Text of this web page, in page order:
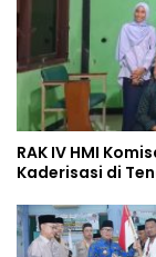
RAK IV HMI
Kaderisasi di